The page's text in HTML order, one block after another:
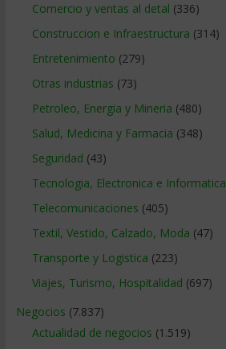
Comercio y ventas al detal (336)
Construccion e Infraestructura (314)
Entretenimiento (279)
Otras industrias (73)
Petroleo, Energia y Mineria (480)
Salud, Medicina y Farmacia (348)
Seguridad (43)
Tecnologia, Electronica e Informatica
Telecomunicaciones (405)
Textil, Vestido, Calzado, Moda (47)
Transporte y Logistica (223)
Viajes, Turismo, Hospitalidad (697)
Negocios (7.837)
Actualidad de negocios (1.519)